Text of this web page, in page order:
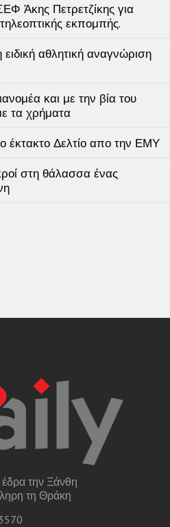
Άκης Πετρετζίκης για
εκπομπής.
αθλητική αναγνώριση
και με την βία του
τα χρήματα
Δελτίο απο την ΕΜΥ
στη θάλασσα ένας
την Ξάνθη
τη Θράκη